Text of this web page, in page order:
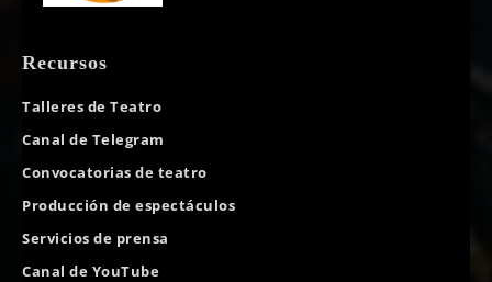
Recursos
Talleres de Teatro
Canal de Telegram
Convocatorias de teatro
Producción de espectáculos
Servicios de prensa
Canal de YouTube